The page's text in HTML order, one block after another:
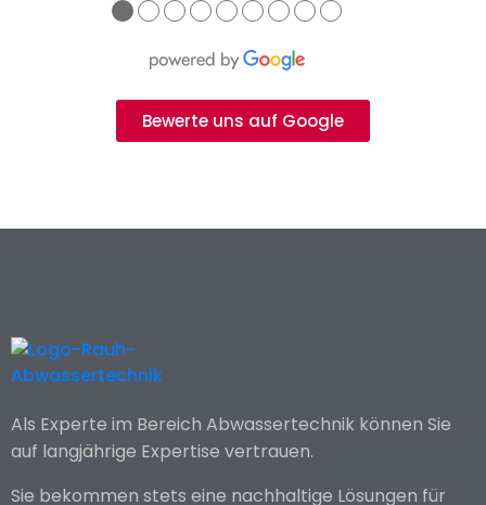
●●●●●●●●●
Bewerte uns auf Google
Als Experte im Bereich Abwassertechnik können Sie
auf langjährige Expertise vertrauen.
Sie bekommen stets eine nachhaltige Lösungen für